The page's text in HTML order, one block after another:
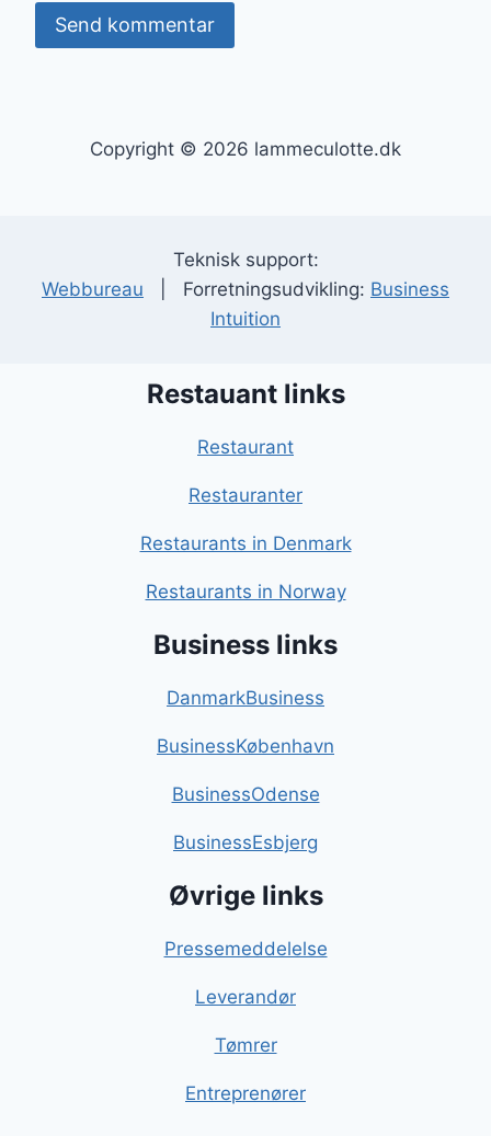
Copyright © 2026 lammeculotte.dk
Teknisk support:
Webbureau | Forretningsudvikling: Business
Intuition
Restauant links
Restaurant
Restauranter
Restaurants in Denmark
Restaurants in Norway
Business links
DanmarkBusiness
BusinessKøbenhavn
BusinessOdense
BusinessEsbjerg
Øvrige links
Pressemeddelelse
Leverandør
Tømrer
Entreprenører